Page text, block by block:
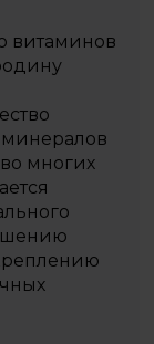
витаминов
многих